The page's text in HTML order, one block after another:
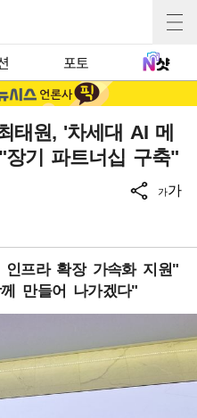
포토
태원, '차세대 AI 메
기 파트너십 구축"
가가
프라 확장 가속화 지원"
만들어 나가겠다"